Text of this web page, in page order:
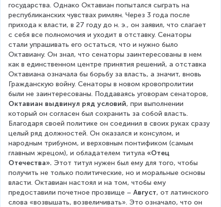
государства. Однако Октавиан попытался сыграть на
республиканских чувствах римлян. Через 3 года после
прихода к власти, в 27 году до н. э., он заявил, что слагает
с себя все полномочия и уходит в отставку. Сенаторы
стали упрашивать его остаться, что и нужно было
Октавиану. Он знал, что сенаторы заинтересованы в нем
как в единственном центре принятия решений, а отставка
Октавиана означала бы борьбу за власть, а значит, вновь
Гражданскую войну. Сенаторы в новом кровопролитии
были не заинтересованы. Поддаваясь уговорам сенаторов,
Октавиан выдвинул ряд условий, при выполнении
который он согласен был сохранить за собой власть.
Благодаря своей политике он соединил в своих руках сразу
целый ряд должностей. Он оказался и консулом, и
народным трибуном, и верховным понтификом (самым
главным жрецом), и обладателем титула «Отец
Отечества». Этот титул нужен был ему для того, чтобы
получить не только политические, но и моральные основы
власти. Октавиан настоял и на том, чтобы ему
предоставили почетное прозвище – Август, от латинского
слова «возвышать, возвеличивать». Это означало, что он